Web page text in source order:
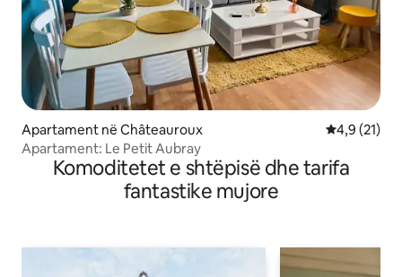
Apartament në Châteauroux Vlerësimi
4,9 (21)
Apartament: Le Petit Aubray
Komoditetet e shtëpisë dhe tarifa
fantastike mujore